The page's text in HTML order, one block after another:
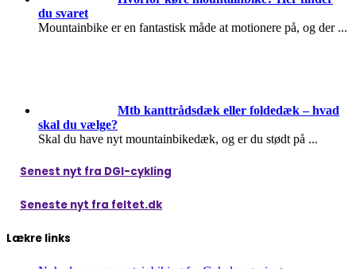
du svaret
Mountainbike er en fantastisk måde at motionere på, og der ...
Mtb kanttrådsdæk eller foldedæk – hvad
skal du vælge?
Skal du have nyt mountainbikedæk, og er du stødt på ...
Senest nyt fra DGI-cykling
Seneste nyt fra feltet.dk
Lækre links